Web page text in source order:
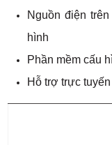
Nguồn điện
hình
Phần mềm cấu
Hỗ trợ trực tuyến